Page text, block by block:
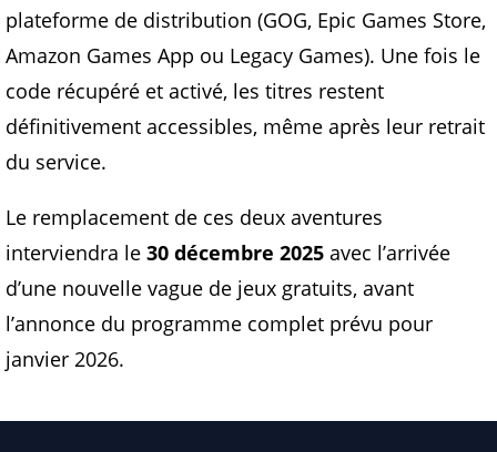
plateforme de distribution (GOG, Epic Games Store,
Amazon Games App ou Legacy Games). Une fois le
code récupéré et activé, les titres restent
définitivement accessibles, même après leur retrait
du service.
Le remplacement de ces deux aventures
interviendra le 30 décembre 2025 avec l’arrivée
d’une nouvelle vague de jeux gratuits, avant
l’annonce du programme complet prévu pour
janvier 2026.